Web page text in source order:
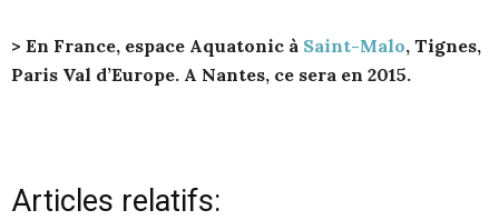
> En France, espace Aquatonic à Saint-Malo, Tignes,
Paris Val d’Europe. A Nantes, ce sera en 2015.
Articles relatifs: